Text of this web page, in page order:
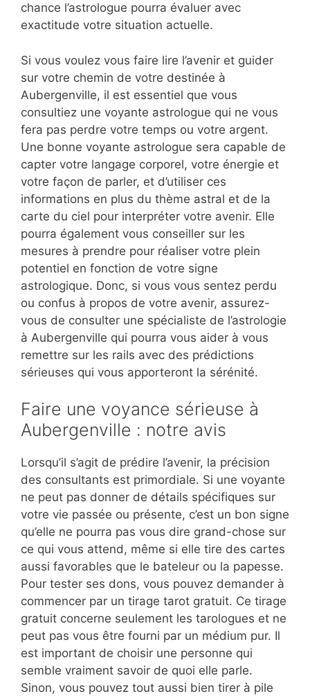
chance l’astrologue pourra évaluer avec
exactitude votre situation actuelle.
Si vous voulez vous faire lire l’avenir et guider
sur votre chemin de votre destinée à
Aubergenville, il est essentiel que vous
consultiez une voyante astrologue qui ne vous
fera pas perdre votre temps ou votre argent.
Une bonne voyante astrologue sera capable de
capter votre langage corporel, votre énergie et
votre façon de parler, et d’utiliser ces
informations en plus du thème astral et de la
carte du ciel pour interpréter votre avenir. Elle
pourra également vous conseiller sur les
mesures à prendre pour réaliser votre plein
potentiel en fonction de votre signe
astrologique. Donc, si vous vous sentez perdu
ou confus à propos de votre avenir, assurez-
vous de consulter une spécialiste de l’astrologie
à Aubergenville qui pourra vous aider à vous
remettre sur les rails avec des prédictions
sérieuses qui vous apporteront la sérénité.
Faire une voyance sérieuse à
Aubergenville : notre avis
Lorsqu’il s’agit de prédire l’avenir, la précision
des consultants est primordiale. Si une voyante
ne peut pas donner de détails spécifiques sur
votre vie passée ou présente, c’est un bon signe
qu’elle ne pourra pas vous dire grand-chose sur
ce qui vous attend, même si elle tire des cartes
aussi favorables que le bateleur ou la papesse.
Pour tester ses dons, vous pouvez demander à
commencer par un tirage tarot gratuit. Ce tirage
gratuit concerne seulement les tarologues et ne
peut pas vous être fourni par un médium pur. Il
est important de choisir une personne qui
semble vraiment savoir de quoi elle parle.
Sinon, vous pouvez tout aussi bien tirer à pile